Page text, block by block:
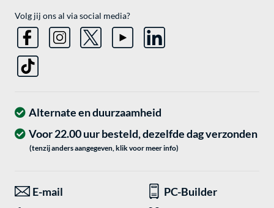
Volg jij ons al via social media?
Alternate en duurzaamheid
Voor 22.00 uur besteld, dezelfde dag verzonden
(tenzij anders aangegeven, klik voor meer info)
E-mail
PC-Builder